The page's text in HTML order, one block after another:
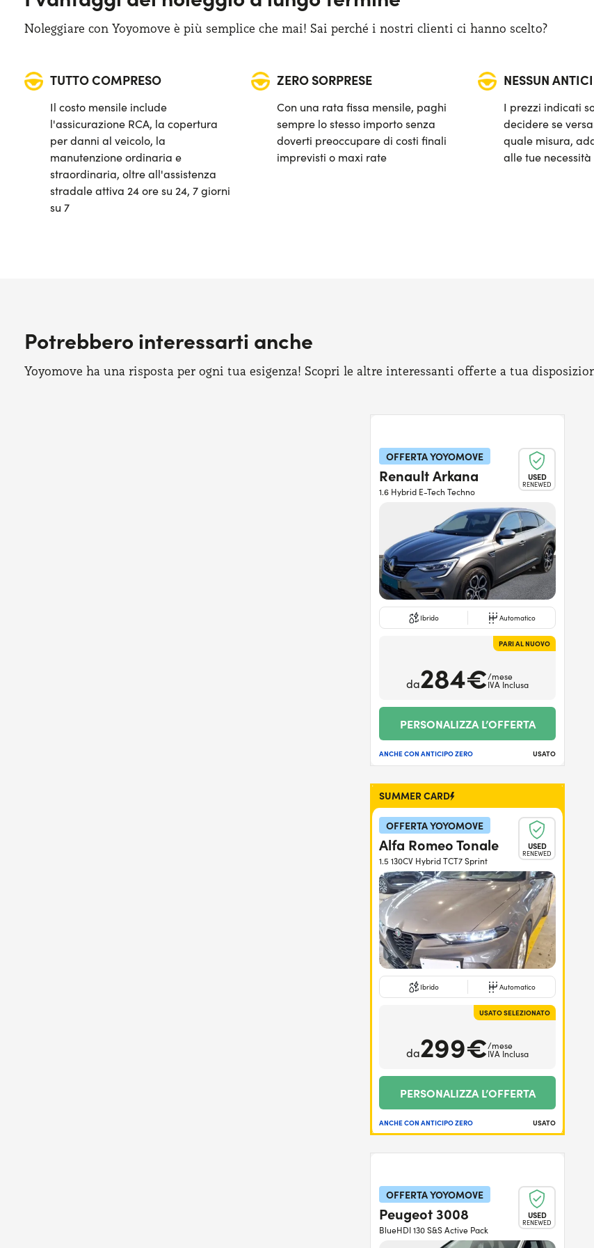
Bagagliaio (min): 963 lt
Noleggiare con Yoyomove è più semplice che mai! Sai perché i nostri clienti ci hanno scelto?
TUTTO COMPRESO
Il costo mensile include
l'assicurazione RCA, la copertura
per danni al veicolo, la
manutenzione ordinaria e
straordinaria, oltre all'assistenza
stradale attiva 24 ore su 24, 7 giorni
su 7
ZERO SORPRESE
Con una rata fissa mensile, paghi
sempre lo stesso importo senza
doverti preoccupare di costi finali
imprevisti o maxi rate
NESSUN
I prezzi indicati
decidere se
quale misura,
alle tue necessità
Potrebbero interessarti anche
Yoyomove ha una risposta per ogni tua esigenza! Scopri le altre interessanti offerte a tua
OFFERTA YOYOMOVE
USED
RENEWED
Renault Arkana
1.6 Hybrid E-Tech Techno
Ibrido Automatico
PARI AL NUOVO
da284€/mese
IVA Inclusa
PERSONALIZZA L’OFFERTA
ANCHE CON ANTICIPO ZERO USATO
SUMMER CARD
OFFERTA YOYOMOVE
USED
RENEWED
Alfa Romeo Tonale
1.5 130CV Hybrid TCT7 Sprint
Ibrido Automatico
USATO SELEZIONATO
da299€/mese
IVA Inclusa
PERSONALIZZA L’OFFERTA
ANCHE CON ANTICIPO ZERO USATO
OFFERTA YOYOMOVE
USED
RENEWED
Peugeot 3008
BlueHDI 130 S&S Active Pack